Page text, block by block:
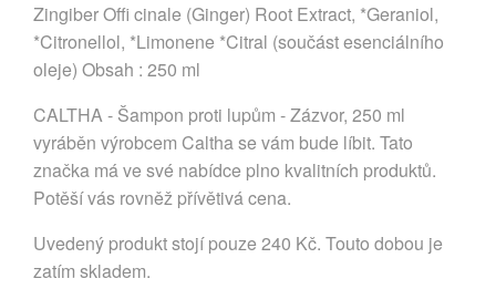
Zingiber Offi cinale (Ginger) Root Extract, *Geraniol,
*Citronellol, *Limonene *Citral (součást esenciálního
oleje) Obsah : 250 ml
CALTHA - Šampon proti lupům - Zázvor, 250 ml
vyráběn výrobcem Caltha se vám bude líbit. Tato
značka má ve své nabídce plno kvalitních produktů.
Potěší vás rovněž přívětivá cena.
Uvedený produkt stojí pouze 240 Kč. Touto dobou je
zatím skladem.